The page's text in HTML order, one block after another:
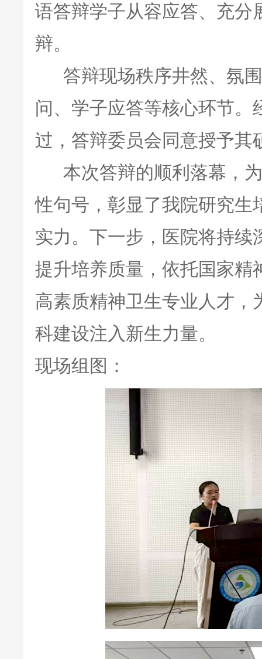
语答辩学子从容应答、充分
辩。
答辩现场秩序井然、氛围
问、学子应答等核心环节。
过，答辩委员会同意授予其
本次答辩的顺利落幕，为
性句号，彰显了我院研究生
实力。下一步，医院将持续
提升培养质量，依托国家精
高素质精神卫生专业人才，
科建设注入新生力量。
现场组图：